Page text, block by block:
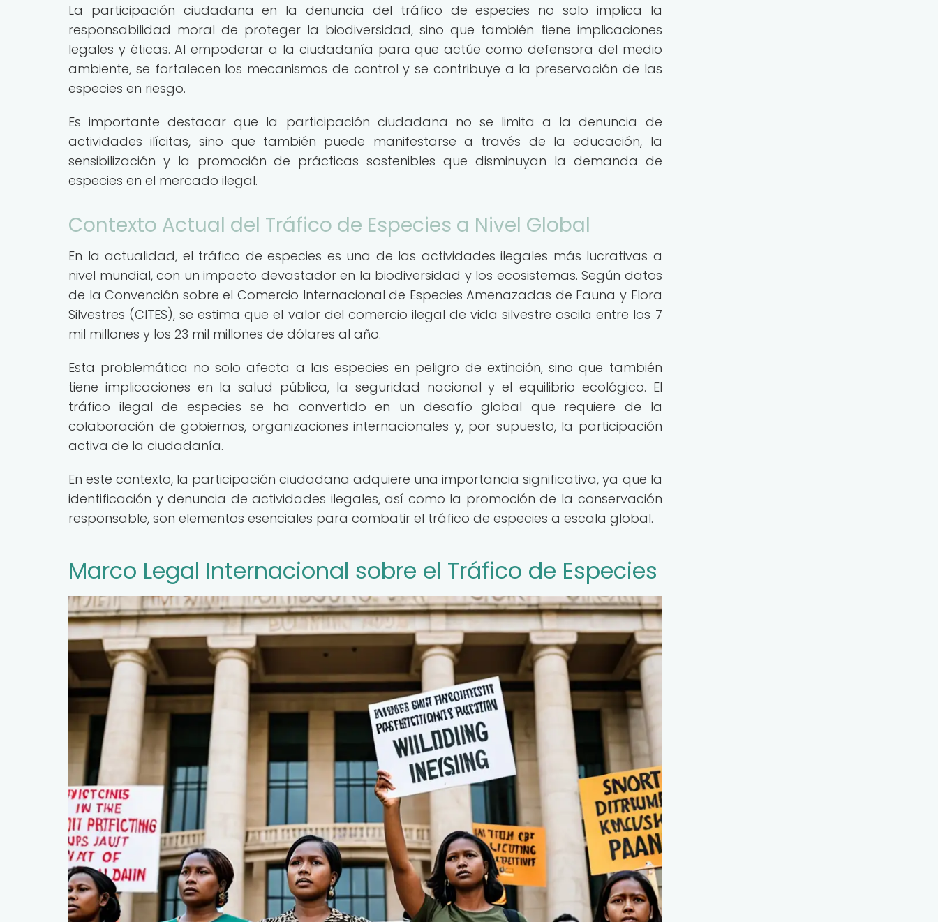
La participación ciudadana en la denuncia del tráfico de especies no solo implica la
responsabilidad moral de proteger la biodiversidad, sino que también tiene implicaciones
legales y éticas. Al empoderar a la ciudadanía para que actúe como defensora del medio
ambiente, se fortalecen los mecanismos de control y se contribuye a la preservación de las
especies en riesgo.
Es importante destacar que la participación ciudadana no se limita a la denuncia de
actividades ilícitas, sino que también puede manifestarse a través de la educación, la
sensibilización y la promoción de prácticas sostenibles que disminuyan la demanda de
especies en el mercado ilegal.
Contexto Actual del Tráfico de Especies a Nivel Global
En la actualidad, el tráfico de especies es una de las actividades ilegales más lucrativas a
nivel mundial, con un impacto devastador en la biodiversidad y los ecosistemas. Según datos
de la Convención sobre el Comercio Internacional de Especies Amenazadas de Fauna y Flora
Silvestres (CITES), se estima que el valor del comercio ilegal de vida silvestre oscila entre los 7
mil millones y los 23 mil millones de dólares al año.
Esta problemática no solo afecta a las especies en peligro de extinción, sino que también
tiene implicaciones en la salud pública, la seguridad nacional y el equilibrio ecológico. El
tráfico ilegal de especies se ha convertido en un desafío global que requiere de la
colaboración de gobiernos, organizaciones internacionales y, por supuesto, la participación
activa de la ciudadanía.
En este contexto, la participación ciudadana adquiere una importancia significativa, ya que la
identificación y denuncia de actividades ilegales, así como la promoción de la conservación
responsable, son elementos esenciales para combatir el tráfico de especies a escala global.
Marco Legal Internacional sobre el Tráfico de Especies